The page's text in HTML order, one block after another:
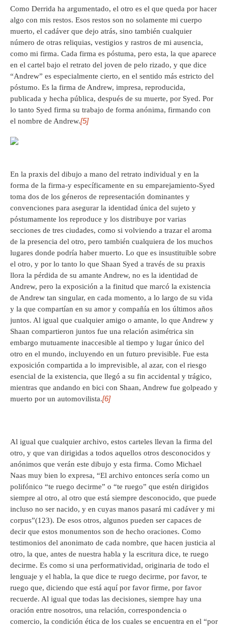
Como Derrida ha argumentado, el otro es el que queda por hacer
algo con mis restos. Esos restos son no solamente mi cuerpo
muerto, el cadáver que dejo atrás, sino también cualquier
número de otras reliquias, vestigios y rastros de mi ausencia,
como mi firma. Cada firma es póstuma, pero esta, la que aparece
en el cartel bajo el retrato del joven de pelo rizado, y que dice
“Andrew” es especialmente cierto, en el sentido más estricto del
póstumo. Es la firma de Andrew, impresa, reproducida,
publicada y hecha pública, después de su muerte, por Syed. Por
lo tanto Syed firma su trabajo de forma anónima, firmando con
el nombre de Andrew.[5]
En la praxis del dibujo a mano del retrato individual y en la
forma de la firma-y específicamente en su emparejamiento-Syed
toma dos de los géneros de representación dominantes y
convenciones para asegurar la identidad única del sujeto y
póstumamente los reproduce y los distribuye por varias
secciones de tres ciudades, como si volviendo a trazar el aroma
de la presencia del otro, pero también cualquiera de los muchos
lugares donde podría haber muerto. Lo que es insustituible sobre
el otro, y por lo tanto lo que Shaan Syed a través de su praxis
llora la pérdida de su amante Andrew, no es la identidad de
Andrew, pero la exposición a la finitud que marcó la existencia
de Andrew tan singular, en cada momento, a lo largo de su vida
y la que compartían en su amor y compañía en los últimos años
juntos. Al igual que cualquier amigo o amante, lo que Andrew y
Shaan compartieron juntos fue una relación asimétrica sin
embargo mutuamente inaccesible al tiempo y lugar único del
otro en el mundo, incluyendo en un futuro previsible. Fue esta
exposición compartida a lo imprevisible, al azar, con el riesgo
esencial de la existencia, que llegó a su fin accidental y trágico,
mientras que andando en bici con Shaan, Andrew fue golpeado y
muerto por un automovilista.[6]
Al igual que cualquier archivo, estos carteles llevan la firma del
otro, y que van dirigidas a todos aquellos otros desconocidos y
anónimos que verán este dibujo y esta firma. Como Michael
Naas muy bien lo expresa, “El archivo entonces sería como un
polifónico “te ruego decirme” o “te ruego” que estén dirigidos
siempre al otro, al otro que está siempre desconocido, que puede
incluso no ser nacido, y en cuyas manos pasará mi cadáver y mi
corpus”(123). De esos otros, algunos pueden ser capaces de
decir que estos monumentos son de hecho oraciones. Como
testimonios del anonimato de cada nombre, que hacen justicia al
otro, la que, antes de nuestra habla y la escritura dice, te ruego
decirme. Es como si una performatividad, originaria de todo el
lenguaje y el habla, la que dice te ruego decirme, por favor, te
ruego que, diciendo que está aquí por favor firme, por favor
recuerde. Al igual que todas las decisiones, siempre hay una
oración entre nosotros, una relación, correspondencia o
comercio, la condición ética de los cuales se encuentra en el “por